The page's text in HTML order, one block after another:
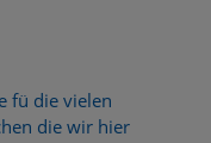
fü die vielen
die wir hier